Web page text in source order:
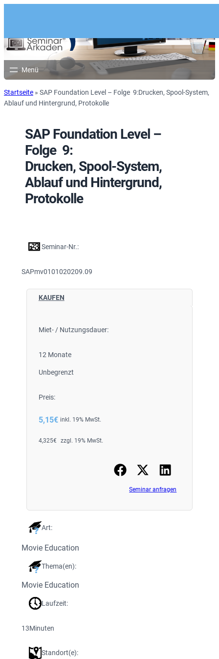
Startseite » SAP Foundation Level – Folge 9:Drucken, Spool-System,
Ablauf und Hintergrund, Protokolle
SAP Foundation Level –
Folge 9:
Drucken, Spool-System,
Ablauf und Hintergrund,
Protokolle
Seminar-Nr.:
SAPmv0101020209.09
KAUFEN
Miet- / Nutzungsdauer:
12 Monate
Unbegrenzt
Preis:
5,15€ inkl. 19% MwSt.
4,325€ zzgl. 19% MwSt.
Seminar anfragen
Art:
Movie Education
Thema(en):
Movie Education
Laufzeit:
13Minuten
Standort(e):